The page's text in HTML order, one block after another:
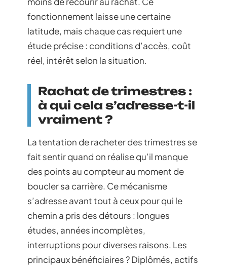
fonctionnement laisse une certaine
latitude, mais chaque cas requiert une
étude précise : conditions d’accès, coût
réel, intérêt selon la situation.
Rachat de trimestres :
à qui cela s’adresse-t-il
vraiment ?
La tentation de racheter des trimestres se
fait sentir quand on réalise qu’il manque
des points au compteur au moment de
boucler sa carrière. Ce mécanisme
s’adresse avant tout à ceux pour qui le
chemin a pris des détours : longues
études, années incomplètes,
interruptions pour diverses raisons. Les
principaux bénéficiaires ? Diplômés, actifs